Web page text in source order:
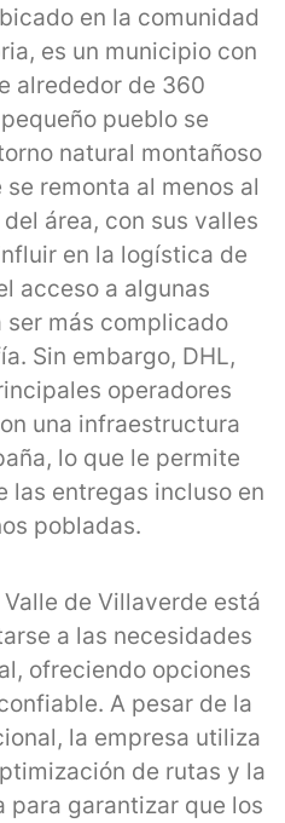
en la comunidad
es un municipio con
alrededor de 360
pueblo se
natural montañoso
remonta al menos al
área, con sus valles
en la logística de
acceso a algunas
más complicado
Sin embargo, DHL,
operadores
una infraestructura
lo que le permite
las entregas incluso en
pobladas.
de Villaverde está
a las necesidades
ofreciendo opciones
A pesar de la
la empresa utiliza
de rutas y la
garantizar que los